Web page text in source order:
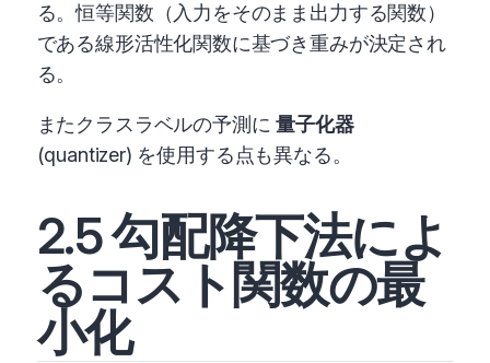
る。恒等関数（入力をそのまま出力する関数）
である線形活性化関数に基づき重みが決定され
る。
またクラスラベルの予測に量子化器
(quantizer) を使用する点も異なる。
2.5 勾配降下法によ
るコスト関数の最
小化